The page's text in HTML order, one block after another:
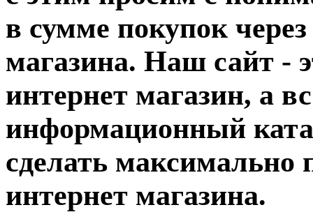
в сумме покупок
магазина. Наш сайт -
интернет магазин, а
информационный
сделать максимально
интернет магазина.